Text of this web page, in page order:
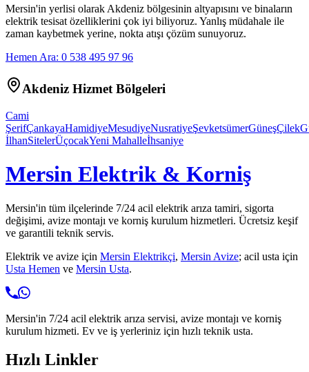
Mersin'in yerlisi olarak Akdeniz bölgesinin altyapısını ve binaların
elektrik tesisat özelliklerini çok iyi biliyoruz. Yanlış müdahale ile
zaman kaybetmek yerine, nokta atışı çözüm sunuyoruz.
Hemen Ara: 0 538 495 97 96
Akdeniz Hizmet Bölgeleri
Cami
ŞerifÇankayaHamidiyeMesudiyeNusratiyeŞevketsümerGüneşÇilek
İlhanSitelerÜçocakYeni Mahalleİhsaniye
Mersin Elektrik & Korniş
Mersin'in tüm ilçelerinde 7/24 acil elektrik arıza tamiri, sigorta
değişimi, avize montajı ve korniş kurulum hizmetleri. Ücretsiz keşif
ve garantili teknik servis.
Elektrik ve avize için Mersin Elektrikçi, Mersin Avize; acil usta için
Usta Hemen ve Mersin Usta.
Mersin'in 7/24 acil elektrik arıza servisi, avize montajı ve korniş
kurulum hizmeti. Ev ve iş yerleriniz için hızlı teknik usta.
Hızlı Linkler